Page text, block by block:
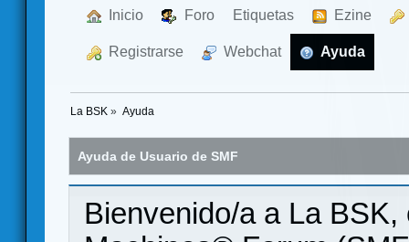
Inicio Foro Etiquetas Ezine
Registrarse Webchat Ayuda
La BSK » Ayuda
Ayuda de Usuario de SMF
Bienvenido/a a La